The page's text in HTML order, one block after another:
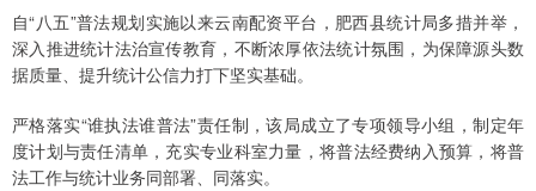
自“八五”普法规划实施以来云南配资平台，肥西县统计局多措并举，
深入推进统计法治宣传教育，不断浓厚依法统计氛围，为保障源头数
据质量、提升统计公信力打下坚实基础。
严格落实“谁执法谁普法”责任制，该局成立了专项领导小组，制定年
度计划与责任清单，充实专业科室力量，将普法经费纳入预算，将普
法工作与统计业务同部署、同落实。